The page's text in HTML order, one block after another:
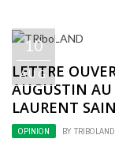
10
AUG
LETTRE
AUGUSTIN AU
LAURENT
OPINION BY TRIBOLAND